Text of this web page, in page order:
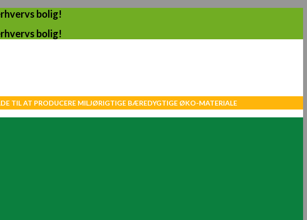
bolig!
bolig!
TIL AT PRODUCERE MILJØRIGTIGE BÆREDYGTIGE ØKO-MATERIALE